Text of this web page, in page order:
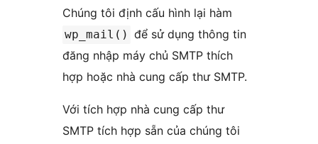
Chúng tôi định cấu hình lại hàm
wp_mail() để sử dụng thông tin
đăng nhập máy chủ SMTP thích
hợp hoặc nhà cung cấp thư SMTP.
Với tích hợp nhà cung cấp thư
SMTP tích hợp sẵn của chúng tôi